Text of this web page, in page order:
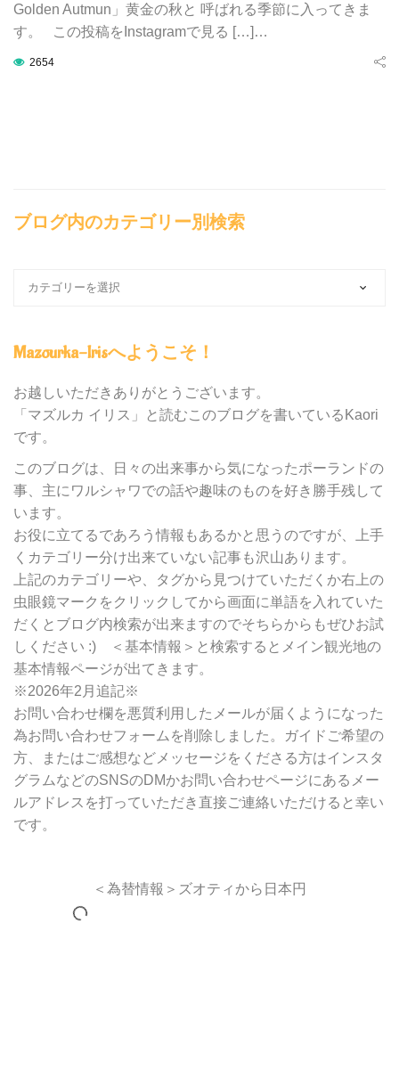
Golden Autmun」黄金の秋と 呼ばれる季節に入ってきま
す。 この投稿をInstagramで見る […]…
2654
ブログ内のカテゴリー別検索
の
テ
ゴ
ー
別
検
索
Mazourka-Irisへようこそ！
お越しいただきありがとうございます。
「マズルカ イリス」と読むこのブログを書いているKaori
です。
このブログは、日々の出来事から気になったポーランドの
事、主にワルシャワでの話や趣味のものを好き勝手残して
います。
お役に立てるであろう情報もあるかと思うのですが、上手
くカテゴリー分け出来ていない記事も沢山あります。
上記のカテゴリーや、タグから見つけていただくか右上の
虫眼鏡マークをクリックしてから画面に単語を入れていた
だくとブログ内検索が出来ますのでそちらからもぜひお試
しください :) ＜基本情報＞と検索するとメイン観光地の
基本情報ページが出てきます。
※2026年2月追記※
お問い合わせ欄を悪質利用したメールが届くようになった
為お問い合わせフォームを削除しました。ガイドご希望の
方、またはご感想などメッセージをくださる方はインスタ
グラムなどのSNSのDMかお問い合わせページにあるメー
ルアドレスを打っていただき直接ご連絡いただけると幸い
です。
＜為替情報＞ズオティから日本円